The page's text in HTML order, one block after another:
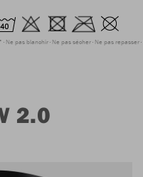
Ne pas blanchir Ne pas sécher Ne pas repasser
2.0